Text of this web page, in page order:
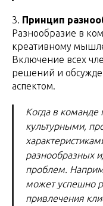
3. Принцип
Разнообразие в
креативному
Включение всех
решений и
аспектом.
Когда в
культурными,
разнообразных
проблем.
может успешно
привлечения